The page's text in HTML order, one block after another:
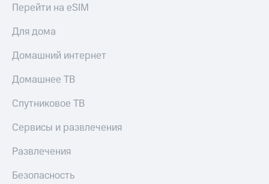
Перейти на eSIM
Для дома
Домашний интернет
Домашнее ТВ
Спутниковое ТВ
Сервисы и развлечения
Развлечения
Безопасность